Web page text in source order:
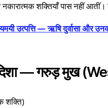
शक्तियाँ पास नहीं आतीं।
उत्पत्ति — ऋषि दुर्वासा और
— गरुड़ मुख
शक्ति)